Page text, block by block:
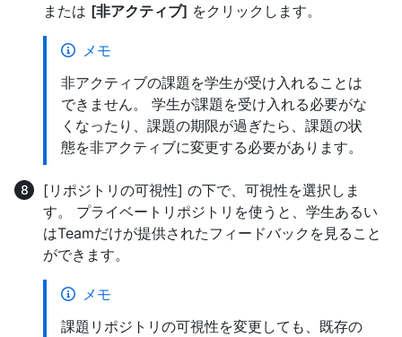
または [非アクティブ] をクリックします。
メモ
非アクティブの課題を学生が受け入れることは
できません。 学生が課題を受け入れる必要がな
くなったり、課題の期限が過ぎたら、課題の状
態を非アクティブに変更する必要があります。
[リポジトリの可視性] の下で、可視性を選択しま
す。 プライベートリポジトリを使うと、学生あるい
はTeamだけが提供されたフィードバックを見ること
ができます。
メモ
課題リポジトリの可視性を変更しても、既存の